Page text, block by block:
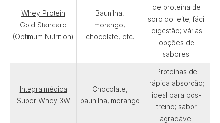
Whey Protein
Gold Standard
(Optimum Nutrition)
Baunilha,
morango,
chocolate, etc.
de proteína de
soro do leite; fácil
digestão; várias
opções de
sabores.
Integralmédica
Super Whey 3W
Chocolate,
baunilha, morango
Proteínas de
rápida absorção;
ideal para pós-
treino; sabor
agradável.